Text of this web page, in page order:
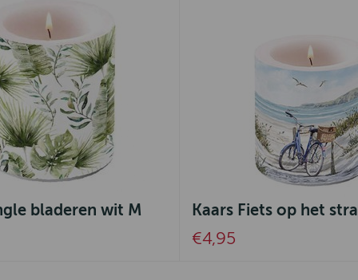
bladeren wit M Kaars Fiets op het
€4,95